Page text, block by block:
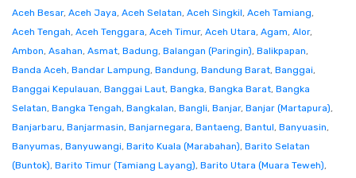
Aceh Besar, Aceh Jaya, Aceh Selatan, Aceh Singkil, Aceh Tamiang,
Aceh Tengah, Aceh Tenggara, Aceh Timur, Aceh Utara, Agam, Alor,
Ambon, Asahan, Asmat, Badung, Balangan (Paringin), Balikpapan,
Banda Aceh, Bandar Lampung, Bandung, Bandung Barat, Banggai,
Banggai Kepulauan, Banggai Laut, Bangka, Bangka Barat, Bangka
Selatan, Bangka Tengah, Bangkalan, Bangli, Banjar, Banjar (Martapura),
Banjarbaru, Banjarmasin, Banjarnegara, Bantaeng, Bantul, Banyuasin,
Banyumas, Banyuwangi, Barito Kuala (Marabahan), Barito Selatan
(Buntok), Barito Timur (Tamiang Layang), Barito Utara (Muara Teweh),